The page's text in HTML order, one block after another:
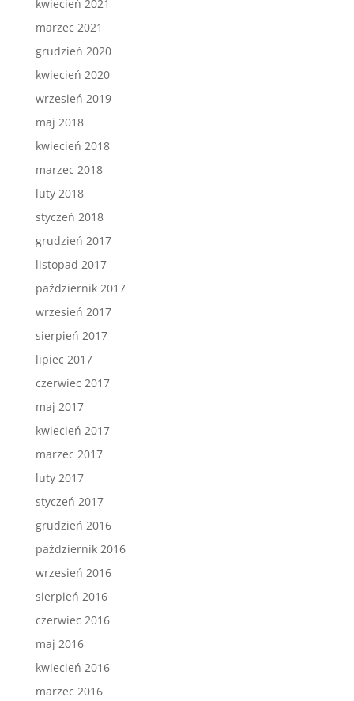
kwiecień 2021
marzec 2021
grudzień 2020
kwiecień 2020
wrzesień 2019
maj 2018
kwiecień 2018
marzec 2018
luty 2018
styczeń 2018
grudzień 2017
listopad 2017
październik 2017
wrzesień 2017
sierpień 2017
lipiec 2017
czerwiec 2017
maj 2017
kwiecień 2017
marzec 2017
luty 2017
styczeń 2017
grudzień 2016
październik 2016
wrzesień 2016
sierpień 2016
czerwiec 2016
maj 2016
kwiecień 2016
marzec 2016